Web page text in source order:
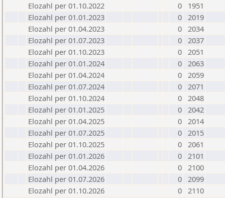
Elozahl per 01.10.2022
0
1951
Elozahl per 01.01.2023
0 2019
Elozahl per 01.04.2023
0 2034
Elozahl per 01.07.2023
0 2037
Elozahl per 01.10.2023
0 2051
Elozahl per 01.01.2024
0 2063
Elozahl per 01.04.2024
0 2059
Elozahl per 01.07.2024
0 2071
Elozahl per 01.10.2024
0 2048
Elozahl per 01.01.2025
0 2042
Elozahl per 01.04.2025
0 2014
Elozahl per 01.07.2025
0 2015
Elozahl per 01.10.2025
0 2061
Elozahl per 01.01.2026
0 2101
Elozahl per 01.04.2026
0 2100
Elozahl per 01.07.2026
0 2099
Elozahl per 01.10.2026
0 2110